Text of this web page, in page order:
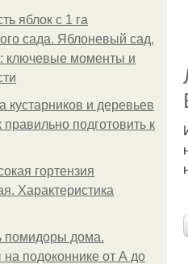
яблок с 1 га
сада. Яблоневый сад,
ключевые моменты и
кустарников и деревьев
правильно подготовить к
гортензия
Характеристика
помидоры дома.
подоконнике от А до